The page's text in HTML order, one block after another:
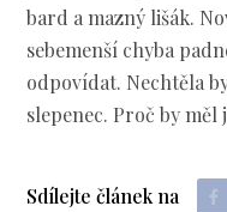
bard a mazný lišák.
sebemenší chyba
odpovídat. Nechtěla
slepenec. Proč by
Sdílejte článek na